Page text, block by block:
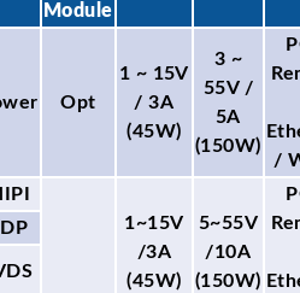
Module
Opt
1 ~ 15V
/ 3A
(45W)
3 ~
55V /
5A
(150W)
/
1~15V
/3A
(45W)
5~55V
/10A
(150W)